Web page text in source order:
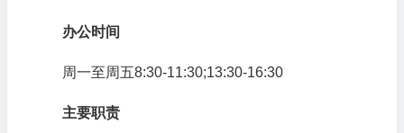
办公时间
周一至周五8:30-11:30;13:30-16:30
主要职责